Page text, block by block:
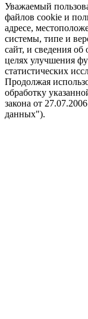
Уважаемый
файлов cookie и
адресе,
системы, типе и
сайт, и сведения об
целях улучшения
статистических
Продолжая
обработку
закона от
данных").